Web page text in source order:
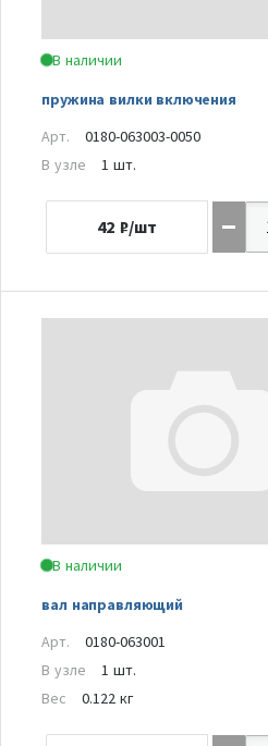
В наличии
пружина вилки включения
Арт.
0180-063003-0050
В узле
1 шт.
42 ₽/шт
В наличии
вал направляющий
Арт.
0180-063001
В узле
1 шт.
Вес
0.122 кг